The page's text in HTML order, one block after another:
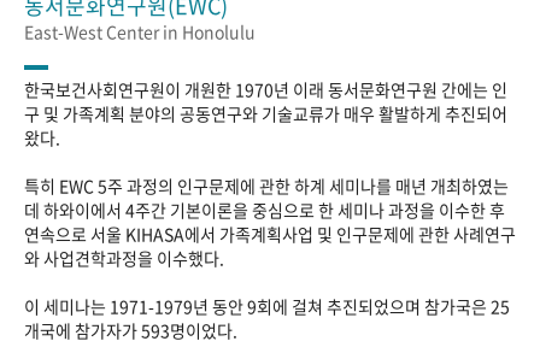
East-West Center in Honolulu
한국보건사회연구원이 개원한 1970년 이래 동서문화연구원 간에는 인
구 및 가족계획 분야의 공동연구와 기술교류가 매우 활발하게 추진되어
왔다.
특히 EWC 5주 과정의 인구문제에 관한 하계 세미나를 매년 개최하였는
데 하와이에서 4주간 기본이론을 중심으로 한 세미나 과정을 이수한 후
연속으로 서울 KIHASA에서 가족계획사업 및 인구문제에 관한 사례연구
와 사업견학과정을 이수했다.
이 세미나는 1971-1979년 동안 9회에 걸쳐 추진되었으며 참가국은 25
개국에 참가자가 593명이었다.